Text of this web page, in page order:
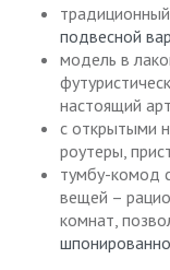
традиционный
подвесной
модель в
настоящий
с открытыми
роутеры,
тумбу-комод
вещей –
комнат,